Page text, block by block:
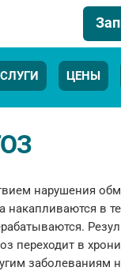
ЦЕНЫ
нарушения
накапливаются в
переходит в
заболеваниям